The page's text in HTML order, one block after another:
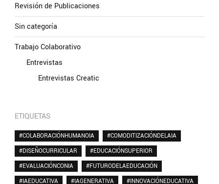
Revisión de Publicaciones
Sin categoría
Trabajo Colaborativo
Entrevistas
Entrevistas Creatic
ETIQUETAS
#COLABORACIÓNHUMANOIA
#COMODITIZACIÓNDELAIA
#DISEÑOCURRICULAR
#EDUCACIÓNSUPERIOR
#EVALUACIÓNCONIA
#FUTURODELAEDUCACIÓN
#IAEDUCATIVA
#IAGENERATIVA
#INNOVACIÓNEDUCATIVA